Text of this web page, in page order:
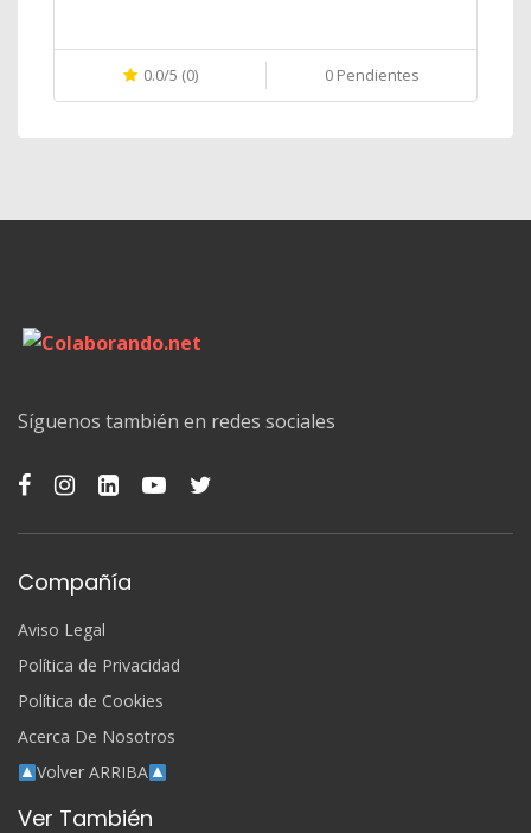
0.0/5 (0) 0 Pendientes
Síguenos también en redes sociales
Compañía
Aviso Legal
Política de Privacidad
Política de Cookies
Acerca De Nosotros
Volver ARRIBA
Ver También